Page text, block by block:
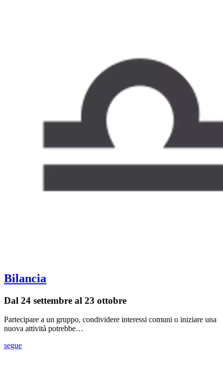
Bilancia
Dal 24 settembre al 23 ottobre
Partecipare a un gruppo, condividere interessi comuni o iniziare una
nuova attività potrebbe…
segue